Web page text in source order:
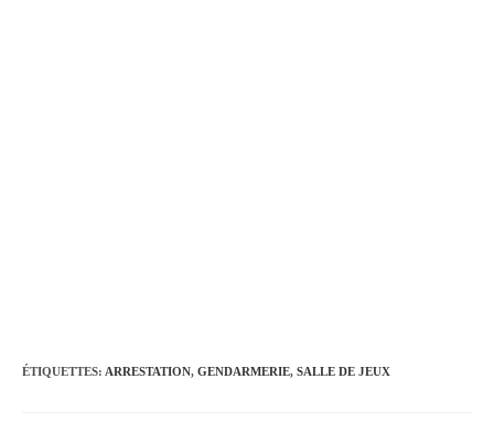
ÉTIQUETTES: ARRESTATION, GENDARMERIE, SALLE DE JEUX